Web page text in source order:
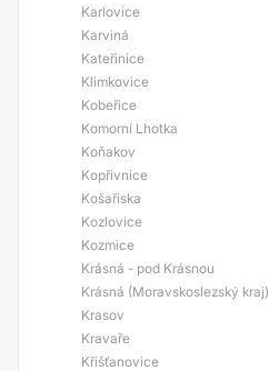
Karlovice
Karviná
Kateřinice
Klimkovice
Kobeřice
Komorní Lhotka
Koňakov
Kopřivnice
Košařiska
Kozlovice
Kozmice
Krásná - pod Krásnou
Krásná (Moravskoslezský kraj)
Krasov
Kravaře
Křišťanovice